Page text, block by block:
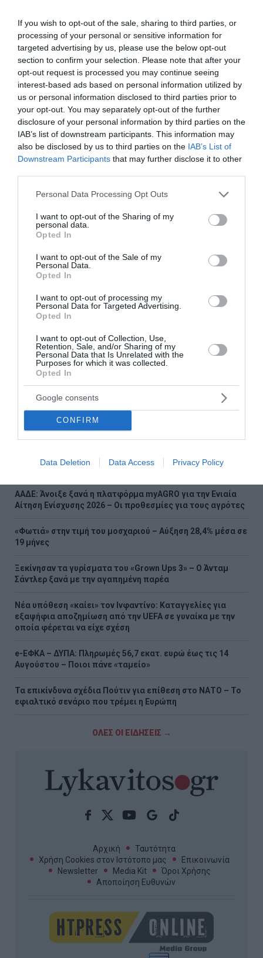
If you wish to opt-out of the sale, sharing to third parties, or
processing of your personal or sensitive information for
targeted advertising by us, please use the below opt-out
section to confirm your selection. Please note that after your
opt-out request is processed you may continue seeing
interest-based ads based on personal information utilized by
us or personal information disclosed to third parties prior to
your opt-out. You may separately opt-out of the further
disclosure of your personal information by third parties on the
IAB’s list of downstream participants. This information may
also be disclosed by us to third parties on the IAB’s List of
Downstream Participants that may further disclose it to other
Please note that this website/app uses one or more Google
not limited to your visit or usage behaviour. You may click to
grant or deny consent to Google and its third-party tags to
use your data for below specified purposes in below Google
consent section.
Personal Data Processing Opt Outs
I want to opt-out of the Sharing of my
personal data.
Opted In
I want to opt-out of the Sale of my
Personal Data.
Opted In
I want to opt-out of processing my
Personal Data for Targeted Advertising.
Opted In
I want to opt-out of Collection, Use,
Retention, Sale, and/or Sharing of my
Personal Data that Is Unrelated with the
Purposes for which it was collected.
Opted In
Google consents
CONFIRM
Data Deletion Data Access Privacy Policy
24 Αυγούστου 2022
Σαν σήμερα - 6 Μαΐου
Γεγονότα 1682: μεταφέρεται στις Βερσαλλίες η βασιλική
αυλή της Γαλλίας υπό την ηγεσία του Λουδοβίκου ΙΔ'.
1825: παραδίδεται στον Ιμπραήμ το Νεόκ...
06 Μαΐου 2022
Οι φωτιές, οι ανεμογεννήτριες και η προχειρότητα
Δυτική Αττική: Αντιδιαβρωτικά έργα πριν τις
φωτιά
Άνδρος: Το καταπράσινο διαμάντι των Κυκλάδων που
μαγεύει κάθε επισκέπτη
Αμαζόνιος: Στο χαμηλότερο επίπεδο δεκαετίας η
αποψίλωση – Μείωση 37%
ΑΑΔΕ: Άνοιξε ξανά η πλατφόρμα myAGRO για την Ενιαία
Αίτηση Ενίσχυσης 2026 – Οι προθεσμίες για τους αγρότες
«Φωτιά» στην τιμή του μοσχαριού – Αύξηση 28,4% μέσα σε
19 μήνες
Ξεκίνησαν τα γυρίσματα του «Grown Ups 3» – Ο Άνταμ
Σάντλερ ξανά με την αγαπημένη παρέα
Νέα υπόθεση «καίει» τον Ινφαντίνο: Καταγγελίες για
εξαψήφια αποζημίωση από την UEFA σε γυναίκα με την
οποία φέρεται να είχε σχέση
e-ΕΦΚΑ – ΔΥΠΑ: Πληρωμές 56,7 εκατ. ευρώ έως τις 14
Αυγούστου – Ποιοι πάνε «ταμείο»
Τα επικίνδυνα σχέδια Πούτιν για επίθεση στο ΝΑΤΟ – Το
εφιαλτικό σενάριο που τρέμει η Ευρώπη
ΟΛΕΣ ΟΙ ΕΙΔΗΣΕΙΣ →
Αρχική
Ταυτότητα
Χρήση Cookies στον Ιστότοπο μας
Επικοινωνία
Newsletter
Media Kit
Όροι Χρήσης
Αποποίηση Ευθυνών